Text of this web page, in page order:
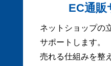
EC通販
ネットショップの
サポートします。
売れる仕組みを整